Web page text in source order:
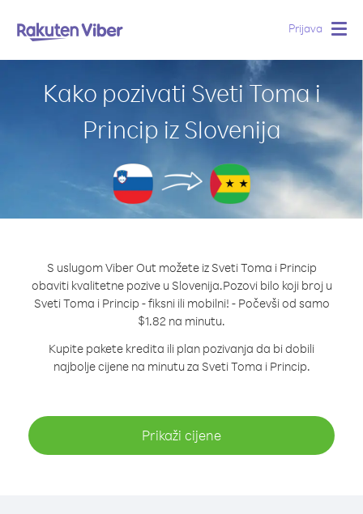
Prijava
Kako pozivati Sveti Toma i
Princip iz Slovenija
S uslugom Viber Out možete iz Sveti Toma i Princip
obaviti kvalitetne pozive u Slovenija.Pozovi bilo koji broj u
Sveti Toma i Princip - fiksni ili mobilni! - Počevši od samo
$1.82 na minutu.
Kupite pakete kredita ili plan pozivanja da bi dobili
najbolje cijene na minutu za Sveti Toma i Princip.
Prikaži cijene